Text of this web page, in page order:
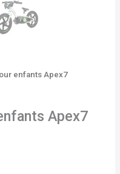
enfants Apex7
Apex7